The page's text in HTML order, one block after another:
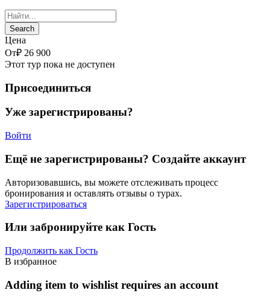
Цена
От₽ 26 900
Этот тур пока не доступен
Присоединиться
Уже зарегистрированы?
Войти
Ещё не зарегистрированы? Создайте аккаунт
Авторизовавшись, вы можете отслеживать процесс
бронирования и оставлять отзывы о турах.
Зарегистрироваться
Или забронируйте как Гость
Продолжить как Гость
В избранное
Adding item to wishlist requires an account